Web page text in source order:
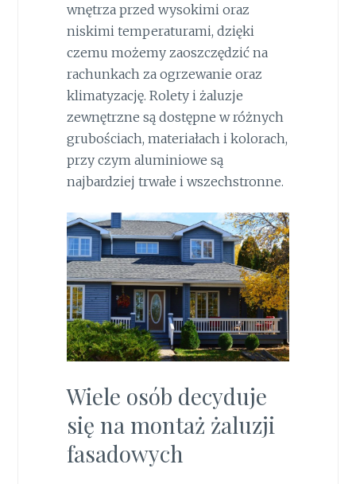
wnętrza przed wysokimi oraz
niskimi temperaturami, dzięki
czemu możemy zaoszczędzić na
rachunkach za ogrzewanie oraz
klimatyzację. Rolety i żaluzje
zewnętrzne są dostępne w różnych
grubościach, materiałach i kolorach,
przy czym aluminiowe są
najbardziej trwałe i wszechstronne.
Wiele osób decyduje
się na montaż żaluzji
fasadowych